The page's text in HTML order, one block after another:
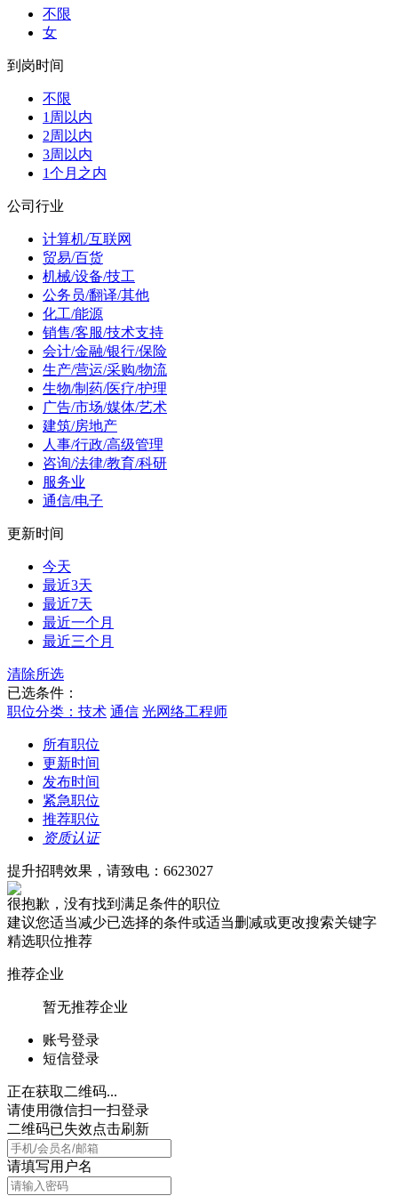
不限
女
到岗时间
不限
1周以内
2周以内
3周以内
1个月之内
公司行业
计算机/互联网
贸易/百货
机械/设备/技工
公务员/翻译/其他
化工/能源
销售/客服/技术支持
会计/金融/银行/保险
生产/营运/采购/物流
生物/制药/医疗/护理
广告/市场/媒体/艺术
建筑/房地产
人事/行政/高级管理
咨询/法律/教育/科研
服务业
通信/电子
更新时间
今天
最近3天
最近7天
最近一个月
最近三个月
清除所选
已选条件：
职位分类：技术 通信 光网络工程师
所有职位
更新时间
发布时间
紧急职位
推荐职位
资质认证
提升招聘效果，请致电：6623027
很抱歉，没有找到满足条件的职位
建议您适当减少已选择的条件或适当删减或更改搜索关键字
精选职位推荐
推荐企业
暂无推荐企业
账号登录
短信登录
正在获取二维码...
请使用微信扫一扫登录
二维码已失效点击刷新
请填写用户名